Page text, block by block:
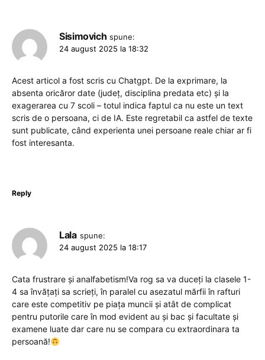
Sisimovich spune:
24 august 2025 la 18:32
Acest articol a fost scris cu Chatgpt. De la exprimare, la
absenta oricăror date (județ, disciplina predata etc) și la
exagerarea cu 7 scoli – totul indica faptul ca nu este un text
scris de o persoana, ci de IA. Este regretabil ca astfel de texte
sunt publicate, când experienta unei persoane reale chiar ar fi
fost interesanta.
Reply
Lala spune:
24 august 2025 la 18:17
Cata frustrare și analfabetism!Va rog sa va duceți la clasele 1-
4 sa învățați sa scrieți, în paralel cu asezatul mărfii în rafturi
care este competitiv pe piața muncii și atât de complicat
pentru putorile care în mod evident au și bac și facultate și
examene luate dar care nu se compara cu extraordinara ta
persoană!